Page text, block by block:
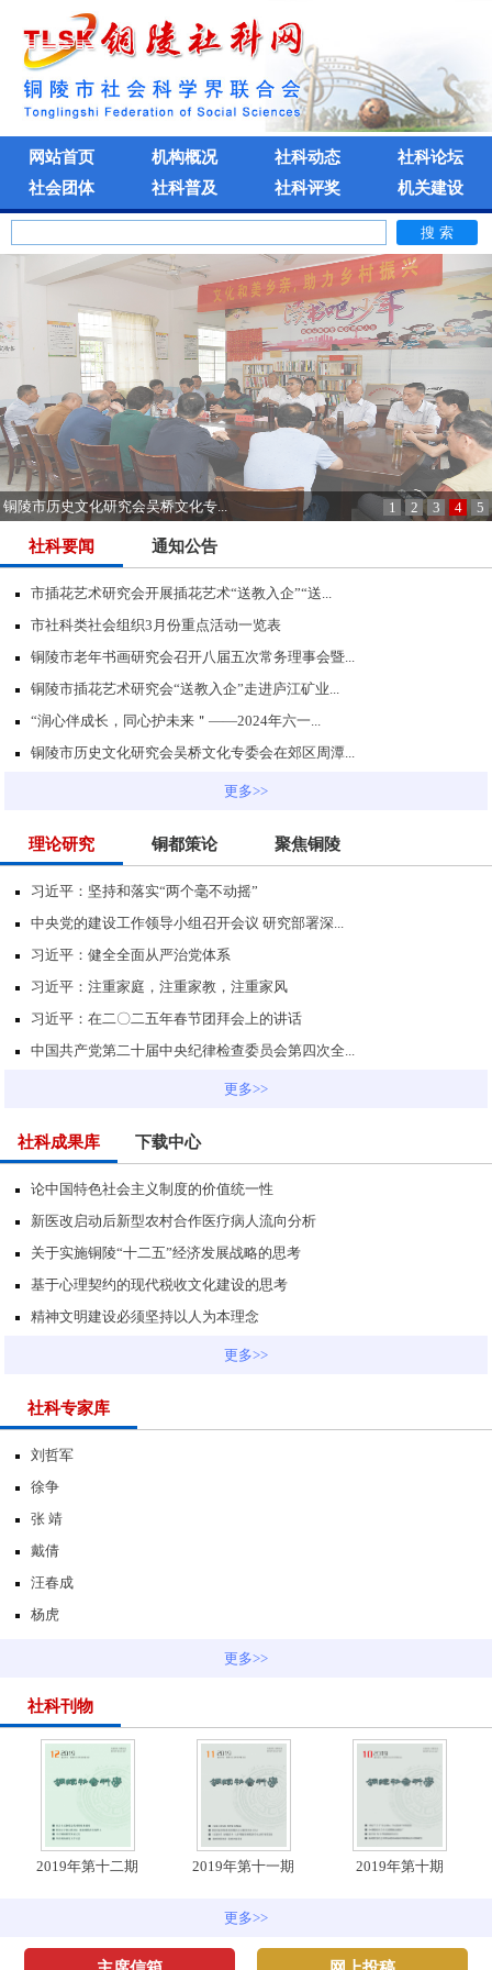
网站首页 机构概况 社科动态
社科论坛
社会团体
社科普及 社科评奖 机关建设
铜陵市历史文化研究会吴桥文化专... 1 2 3 4 5
社科要闻 通知公告
市插花艺术研究会开展插花艺术“送教入企”“送...
市社科类社会组织3月份重点活动一览表
铜陵市老年书画研究会召开八届五次常务理事会暨...
铜陵市插花艺术研究会“送教入企”走进庐江矿业...
“润心伴成长，同心护未来＂——2024年六一...
铜陵市历史文化研究会吴桥文化专委会在郊区周潭...
更多>>
理论研究 铜都策论 聚焦铜陵
习近平：坚持和落实“两个毫不动摇”
中央党的建设工作领导小组召开会议 研究部署深...
习近平：健全全面从严治党体系
习近平：注重家庭，注重家教，注重家风
习近平：在二〇二五年春节团拜会上的讲话
中国共产党第二十届中央纪律检查委员会第四次全...
更多>>
社科成果库 下载中心
论中国特色社会主义制度的价值统一性
新医改启动后新型农村合作医疗病人流向分析
关于实施铜陵“十二五”经济发展战略的思考
基于心理契约的现代税收文化建设的思考
精神文明建设必须坚持以人为本理念
更多>>
社科专家库
刘哲军
徐争
张 靖
戴倩
汪春成
杨虎
更多>>
社科刊物
2019年第十二期 2019年第十一期 2019年第十期
更多>>